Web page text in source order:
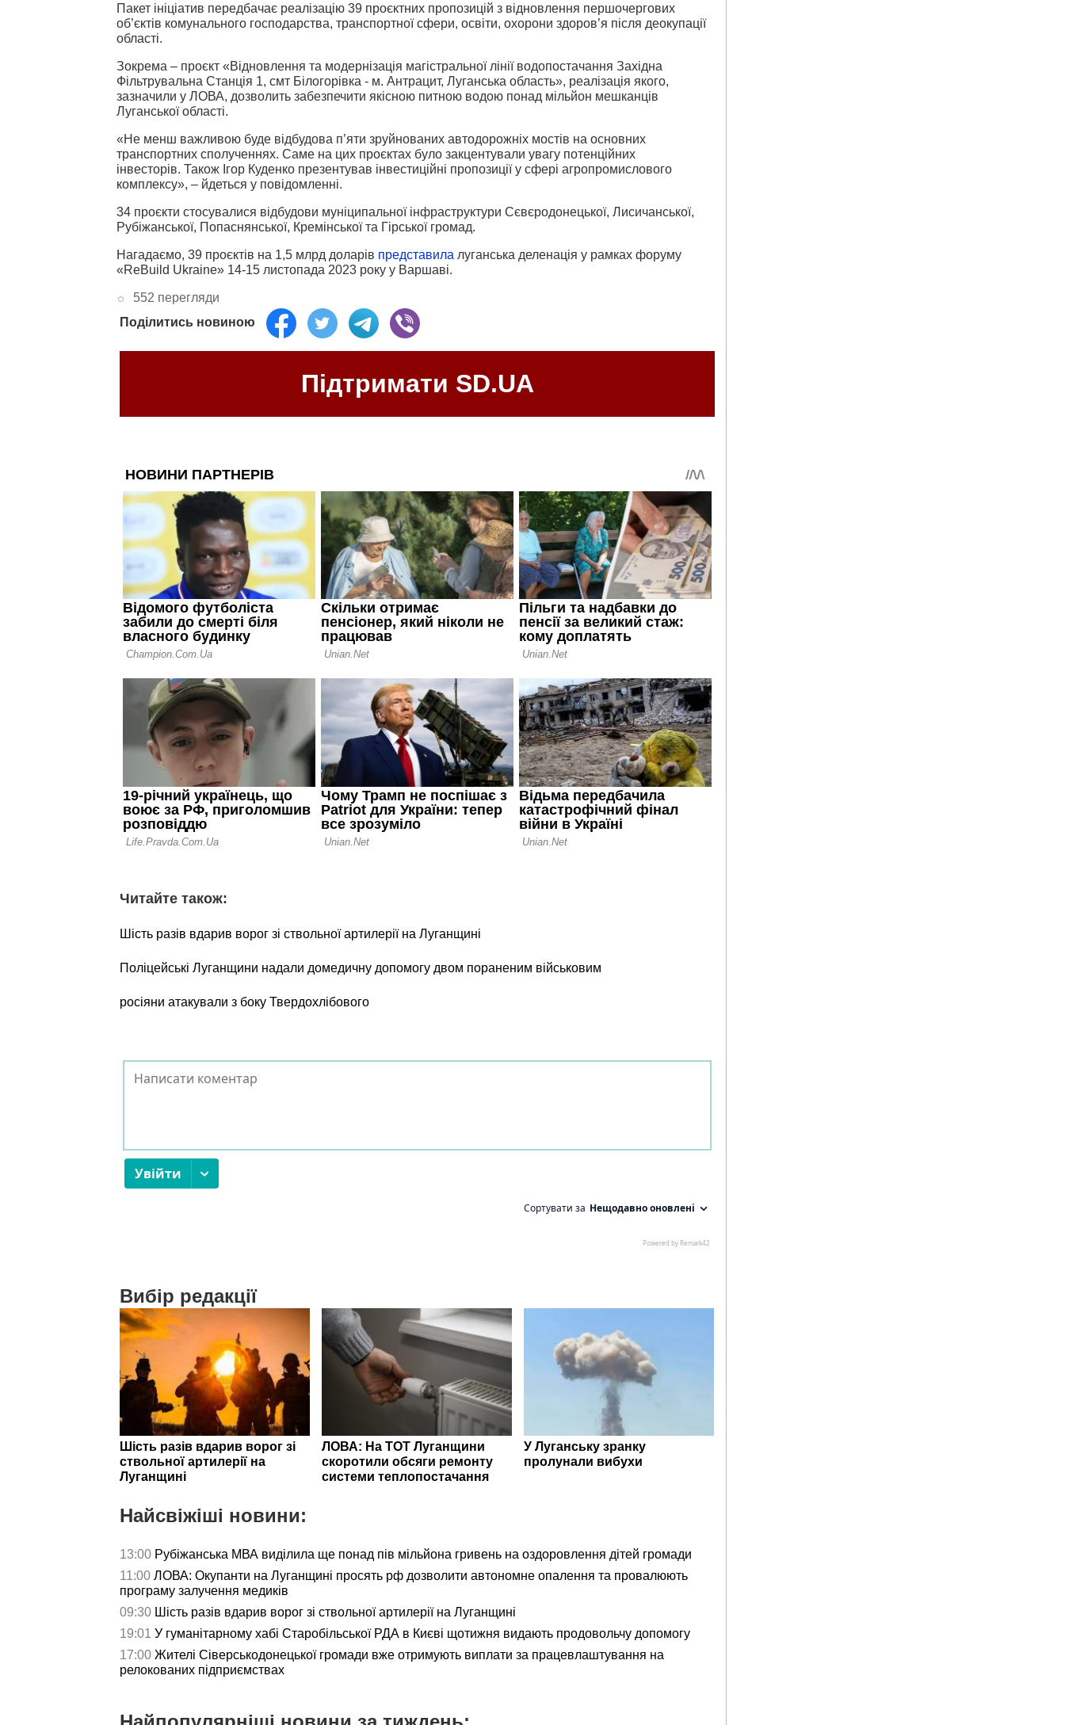
Пакет ініціатив передбачає реалізацію 39 проєктних пропозицій з відновлення першочергових
об’єктів комунального господарства, транспортної сфери, освіти, охорони здоров’я після деокупації
області.
Зокрема – проєкт «Відновлення та модернізація магістральної лінії водопостачання Західна
Фільтрувальна Станція 1, смт Білогорівка - м. Антрацит, Луганська область», реалізація якого,
зазначили у ЛОВА, дозволить забезпечити якісною питною водою понад мільйон мешканців
Луганської області.
«Не менш важливою буде відбудова п’яти зруйнованих автодорожніх мостів на основних
транспортних сполученнях. Саме на цих проєктах було закцентували увагу потенційних
інвесторів. Також Ігор Куденко презентував інвестиційні пропозиції у сфері агропромислового
комплексу», – йдеться у повідомленні.
34 проєкти стосувалися відбудови муніципальної інфраструктури Сєвєродонецької, Лисичанської,
Рубіжанської, Попаснянської, Кремінської та Гірської громад.
Нагадаємо, 39 проєктів на 1,5 млрд доларів представила луганська деленація у рамках форуму
«ReBuild Ukraine» 14-15 листопада 2023 року у Варшаві.
552 перегляди
Поділитись новиною
Підтримати SD.UA
Читайте також:
Шість разів вдарив ворог зі ствольної артилерії на Луганщині
Поліцейські Луганщини надали домедичну допомогу двом пораненим військовим
росіяни атакували з боку Твердохлібового
Вибір редакції
Шість разів вдарив ворог зі
ствольної артилерії на
Луганщині
ЛОВА: На ТОТ Луганщини
скоротили обсяги ремонту
системи теплопостачання
У Луганську зранку
пролунали вибухи
Найсвіжіші новини:
13:00 Рубіжанська МВА виділила ще понад пів мільйона гривень на оздоровлення дітей громади
11:00 ЛОВА: Окупанти на Луганщині просять рф дозволити автономне опалення та провалюють
програму залучення медиків
09:30 Шість разів вдарив ворог зі ствольної артилерії на Луганщині
19:01 У гуманітарному хабі Старобільської РДА в Києві щотижня видають продовольчу допомогу
17:00 Жителі Сіверськодонецької громади вже отримують виплати за працевлаштування на
релокованих підприємствах